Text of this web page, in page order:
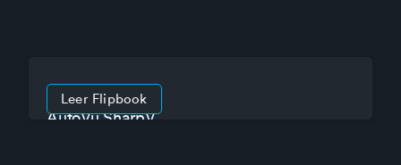
AutoVu SharpV
Leer Flipbook